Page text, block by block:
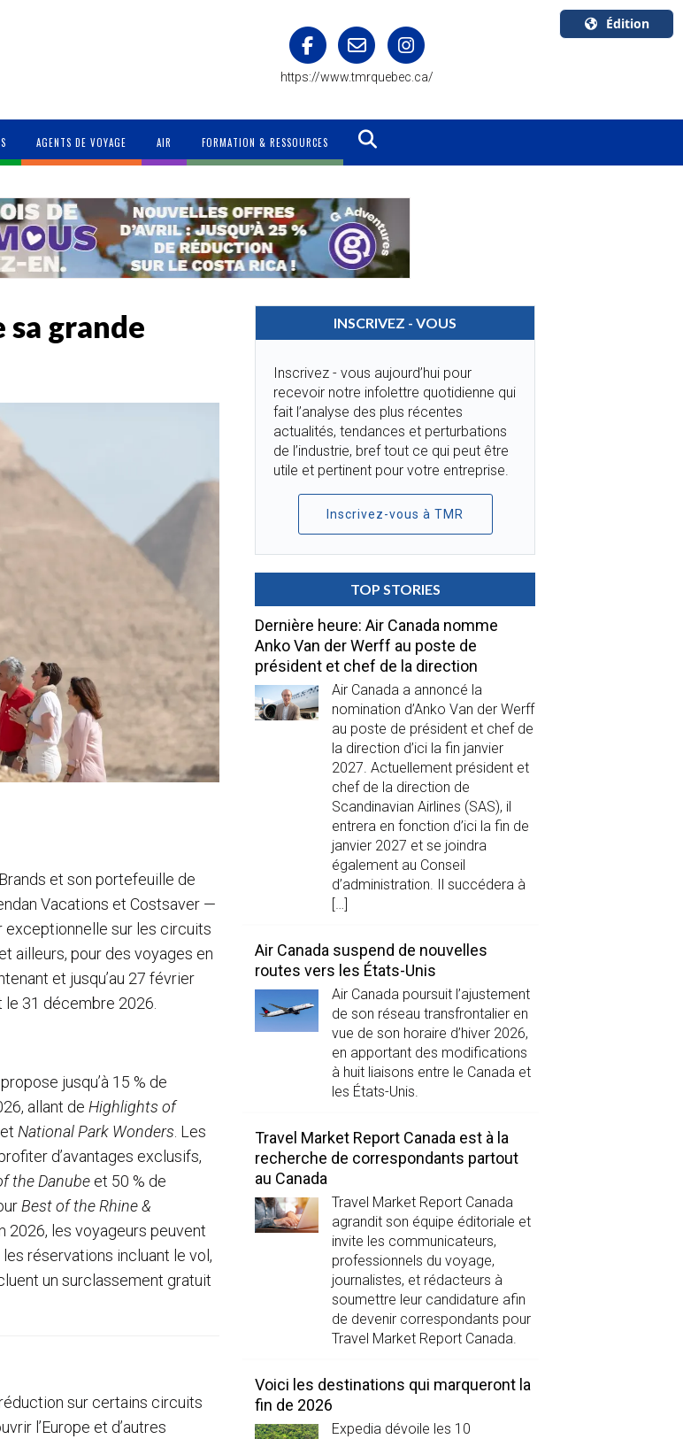
https://www.tmrquebec.ca/
Édition
Canada
AGENTS DE VOYAGE AIR FORMATION & RESSOURCES
sa grande
et son portefeuille de
Vacations et Costsaver —
exceptionnelle sur les circuits
ailleurs, pour des voyages en
et jusqu’au 27 février
le 31 décembre 2026.
jusqu’à 15 % de
allant de Highlights of
et National Park Wonders . Les
d’avantages exclusifs,
the Danube et 50 % de
Best of the Rhine &
2026, les voyageurs peuvent
réservations incluant le vol,
un surclassement gratuit
sur certains circuits
l’Europe et d’autres
INSCRIVEZ - VOUS
Inscrivez - vous aujourd’hui pour
recevoir notre infolettre quotidienne qui
fait l’analyse des plus récentes
actualités, tendances et perturbations
de l’industrie, bref tout ce qui peut être
utile et pertinent pour votre entreprise.
Inscrivez-vous à TMR
TOP STORIES
Dernière heure: Air Canada nomme
Anko Van der Werff au poste de
président et chef de la direction
Air Canada a annoncé la
nomination d’Anko Van der Werff
au poste de président et chef de
la direction d’ici la fin janvier
2027. Actuellement président et
chef de la direction de
Scandinavian Airlines (SAS), il
entrera en fonction d’ici la fin de
janvier 2027 et se joindra
également au Conseil
d’administration. Il succédera à
[…]
Air Canada suspend de nouvelles
routes vers les États-Unis
Air Canada poursuit l’ajustement
de son réseau transfrontalier en
vue de son horaire d’hiver 2026,
en apportant des modifications
à huit liaisons entre le Canada et
les États-Unis.
Travel Market Report Canada est à la
recherche de correspondants partout
au Canada
Travel Market Report Canada
agrandit son équipe éditoriale et
invite les communicateurs,
professionnels du voyage,
journalistes, et rédacteurs à
soumettre leur candidature afin
de devenir correspondants pour
Travel Market Report Canada.
Voici les destinations qui marqueront la
fin de 2026
Expedia dévoile les 10